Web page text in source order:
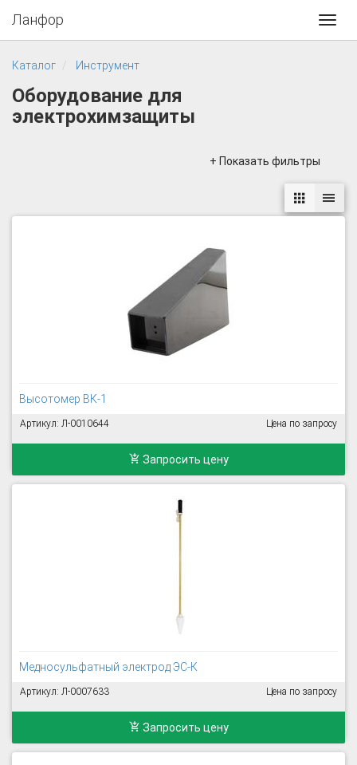
Ланфор
Каталог Инструмент
Оборудование для
электрохимзащиты
+ Показать фильтры
Высотомер ВК-1
Артикул: Л-0010644 Цена по запросу
Запросить цену
Медносульфатный электрод ЭС-К
Артикул: Л-0007633 Цена по запросу
Запросить цену